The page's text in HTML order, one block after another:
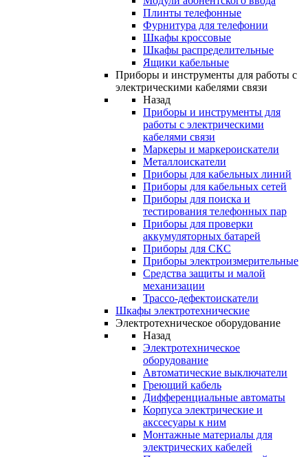
Плинты телефонные
Фурнитура для телефонии
Шкафы кроссовые
Шкафы распределительные
Ящики кабельные
Приборы и инструменты для работы с
электрическими кабелями связи
Назад
Приборы и инструменты для
работы с электрическими
кабелями связи
Маркеры и маркероискатели
Металлоискатели
Приборы для кабельных линий
Приборы для кабельных сетей
Приборы для поиска и
тестирования телефонных пар
Приборы для проверки
аккумуляторных батарей
Приборы для СКС
Приборы электроизмерительные
Средства защиты и малой
механизации
Трассо-дефектоискатели
Шкафы электротехнические
Электротехническое оборудование
Назад
Электротехническое
оборудование
Автоматические выключатели
Греющий кабель
Дифференциальные автоматы
Корпуса электрические и
акссесуары к ним
Монтажные материалы для
электрических кабелей